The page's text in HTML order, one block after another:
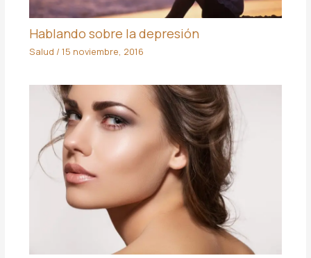
Hablando sobre la depresión
Salud / 15 noviembre, 2016